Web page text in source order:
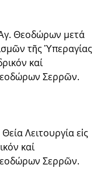
Θεοδώρων μετά
τῆς Ὑπεραγίας
καί
Σερρῶν.
Λειτουργία εἰς
καί
Σερρῶν.